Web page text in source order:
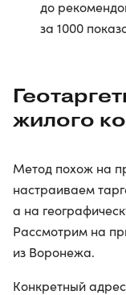
до
за 1000
жилого
Метод похож на
настраиваем
а на
Рассмотрим на
из Воронежа.
Конкретный